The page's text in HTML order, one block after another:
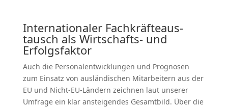
Inter­na­tio­naler Fachkräf­te­aus­
tausch als Wirtschafts- und
Erfolgs­faktor
Auch die Perso­nal­ent­wick­lungen und Prognosen
zum Einsatz von auslän­di­schen Mitar­beitern aus der
EU und Nicht-EU-Ländern zeichnen laut unserer
Umfrage ein klar anstei­gendes Gesamtbild. Über die